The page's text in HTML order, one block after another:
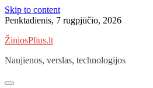
Skip to content
Penktadienis, 7 rugpjūčio, 2026
ŽiniosPlius.lt
Naujienos, verslas, technologijos